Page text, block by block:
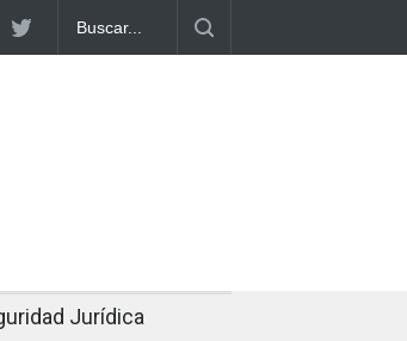
de distancia con el FMI y pone a prueba su
Jurídica